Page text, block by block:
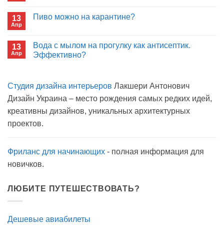
в
Сон
13
Апр
Пиво можно на карантине?
Пиво
можно
13
Апр
Вода с мылом на прогулку как антисептик.
Эффективно?
Вода
мылом
прогулку
антисептик.
Студия дизайна интерьеров Лакшери Антонович
Дизайн Украина – место рождения самых редких идей,
креативны дизайнов, уникальных архитектурных
проектов.
Фриланс для начинающих - полная информация для
новичков.
ЛЮБИТЕ ПУТЕШЕСТВОВАТЬ?
Дешевые авиабилеты